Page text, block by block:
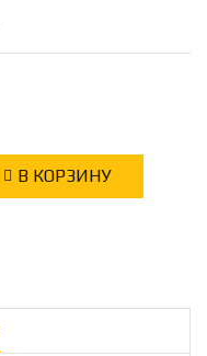
В КОРЗИНУ